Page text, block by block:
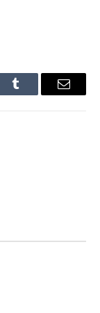
Tumblr Email